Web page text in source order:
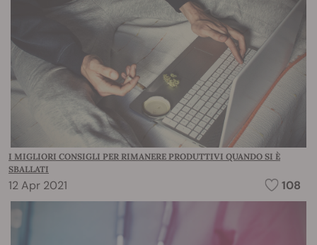
I MIGLIORI CONSIGLI PER RIMANERE PRODUTTIVI QUANDO SI È
SBALLATI
12 Apr 2021 108